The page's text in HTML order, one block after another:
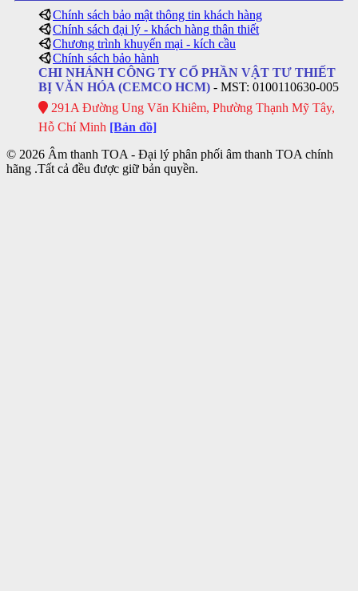
Chính sách bảo mật thông tin khách hàng
Chính sách đại lý - khách hàng thân thiết
Chương trình khuyến mại - kích cầu
Chính sách bảo hành
CHI NHÁNH CÔNG TY CỔ PHẦN VẬT TƯ THIẾT
BỊ VĂN HÓA (CEMCO HCM) - MST: 0100110630-005
291A Đường Ung Văn Khiêm, Phường Thạnh Mỹ Tây,
Hỗ Chí Minh [Bản đồ]
© 2026 Âm thanh TOA - Đại lý phân phối âm thanh TOA chính
hãng .Tất cả đều được giữ bản quyền.